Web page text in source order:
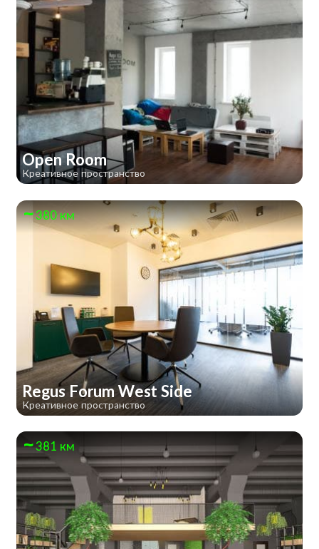
Open Room
Креативное пространство
380 км
Regus Forum West Side
Креативное пространство
381 км